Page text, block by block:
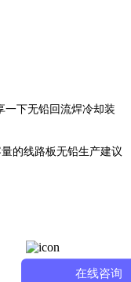
一下无铅回流焊冷却装
的线路板无铅生产建议
在线咨询